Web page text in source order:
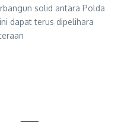
solid antara Polda
dapat terus dipelihara